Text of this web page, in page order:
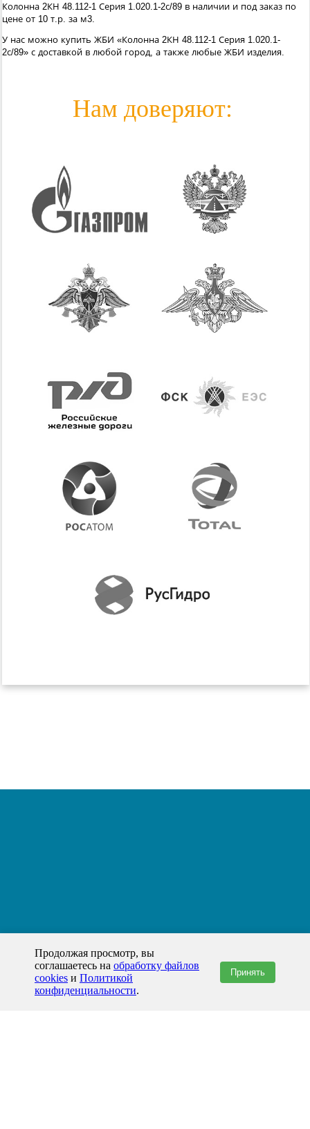
Колонна 2КН 48.112-1 Серия 1.020.1-2с/89 в наличии и под заказ по
цене от 10 т.р. за м3.
У нас можно купить ЖБИ «Колонна 2КН 48.112-1 Серия 1.020.1-
2с/89» с доставкой в любой город, а также любые ЖБИ изделия.
Нам доверяют:
Продолжая просмотр, вы
соглашаетесь на обработку файлов
cookies и Политикой
конфиденциальности.
Принять